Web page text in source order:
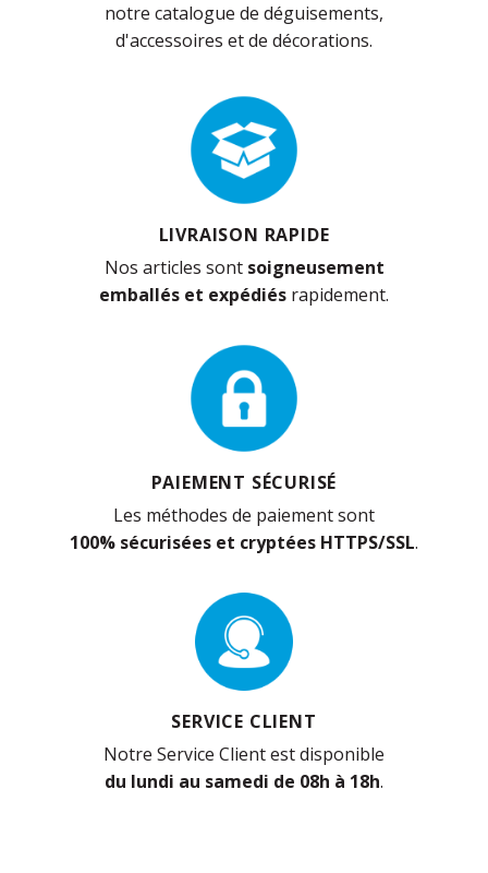
notre catalogue de déguisements,
d'accessoires et de décorations.
LIVRAISON RAPIDE
Nos articles sont soigneusement
emballés et expédiés rapidement.
PAIEMENT SÉCURISÉ
Les méthodes de paiement sont
100% sécurisées et cryptées HTTPS/SSL.
SERVICE CLIENT
Notre Service Client est disponible
du lundi au samedi de 08h à 18h.